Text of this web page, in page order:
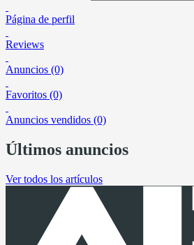
Página de perfil
Reviews
Anuncios (0)
Favoritos (0)
Anuncios vendidos (0)
Últimos anuncios
Ver todos los artículos